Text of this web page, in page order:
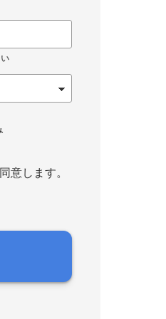
意します。